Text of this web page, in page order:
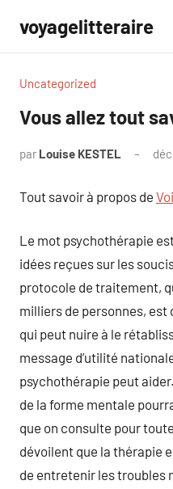
contenu
voyagelitteraire
Uncategorized
Vous allez tout
par Louise KESTEL
Tout savoir à propos de
Le mot psychothérapie
idées reçues sur les
protocole de traitement,
milliers de personnes, est
qui peut nuire à le
message d’utilité
psychothérapie peut
de la forme mentale
que on consulte pour
dévoilent que la thérapie
de entretenir les troubles